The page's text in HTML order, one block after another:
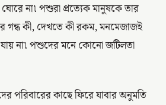
ঘোরে না৷ পশুরা প্রত্যেক মানুষকে তার
গন্ধ কী, দেখতে কী রকম, মনমেজাজই
না৷ পশুদের মনে কোনো জটিলতা
পরিবারের কাছে ফিরে যাবার অনুমতি